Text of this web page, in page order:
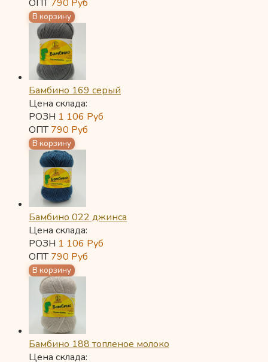
ОПТ790 Руб
Бамбино 169 серый
Цена склада:
РОЗН 1 106 Руб
ОПТ790 Руб
Бамбино 022 джинса
Цена склада:
РОЗН 1 106 Руб
ОПТ790 Руб
Бамбино 188 топленое молоко
Цена склада: